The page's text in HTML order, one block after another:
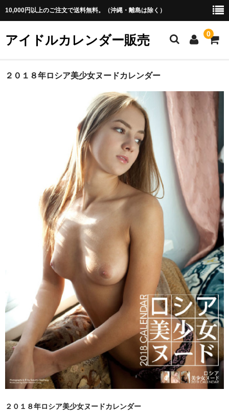
10,000円以上のご注文で送料無料。（沖縄・離島は除く）
アイドルカレンダー販売 0
ホーム
・な行
・や、ら、わ行
女子アナウンサー
セクシー
・壁掛
売り切れ情報
２０１８年ロシア美少女ヌードカレンダー
２０１８年ロシア美少女ヌードカレンダー